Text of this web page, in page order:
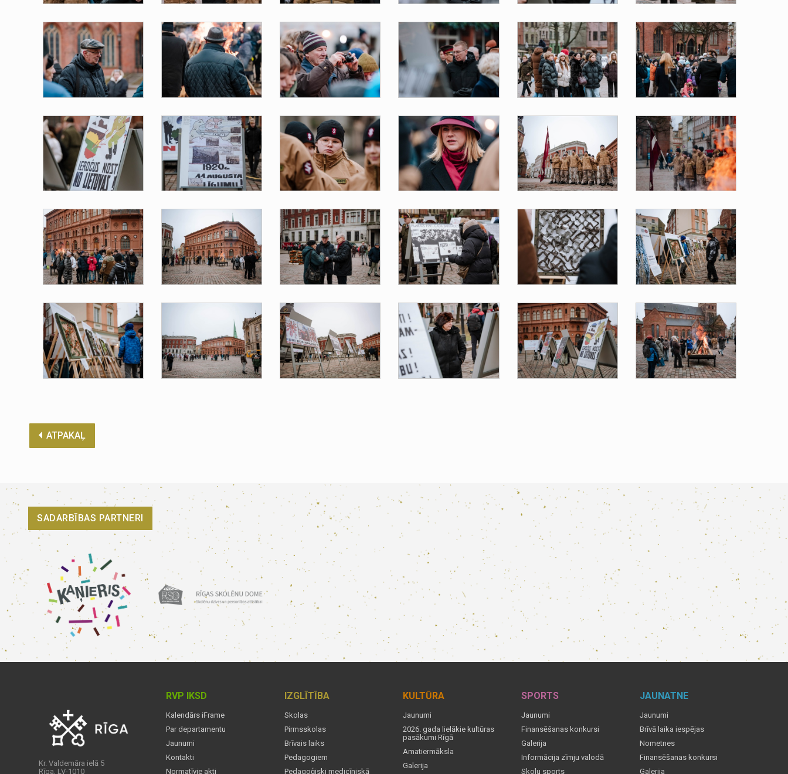
ATPAKAĻ
SADARBĪBAS PARTNERI
Kr. Valdemāra ielā 5
Rīga, LV-1010
RVP IKSD
Kalendārs iFrame
Par departamentu
Jaunumi
Kontakti
Normatīvie akti
IZGLĪTĪBA
Skolas
Pirmsskolas
Brīvais laiks
Pedagogiem
Pedagoģiski medicīniskā
KULTŪRA
Jaunumi
2026. gada lielākie kultūras
pasākumi Rīgā
Amatiermāksla
Galerija
SPORTS
Jaunumi
Finansēšanas konkursi
Galerija
Informācija zīmju valodā
Skolu sports
JAUNATNE
Jaunumi
Brīvā laika iespējas
Nometnes
Finansēšanas konkursi
Galerija